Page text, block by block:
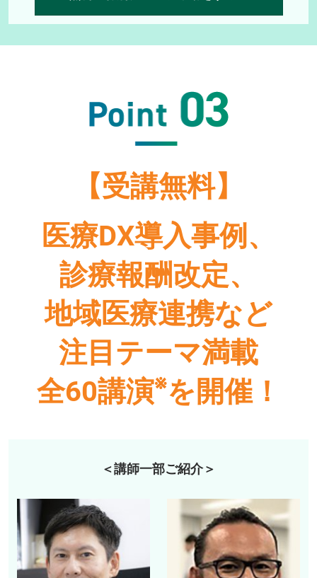
【受講無料】
医療DX導入事例、
診療報酬改定、
地域医療連携など
注目テーマ満載
全60講演※を開催！
＜講師一部ご紹介＞